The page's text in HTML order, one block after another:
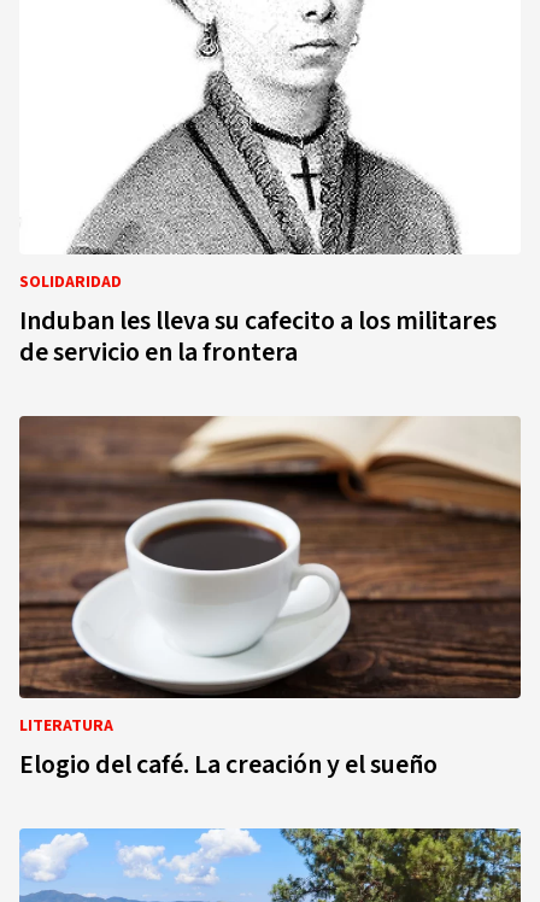
SOLIDARIDAD
Induban les lleva su cafecito a los militares
de servicio en la frontera
LITERATURA
Elogio del café. La creación y el sueño